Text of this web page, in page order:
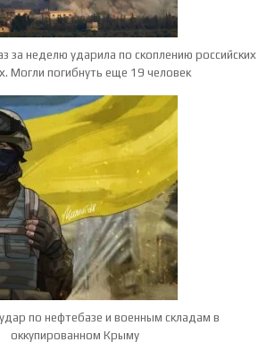
за неделю ударила по скоплению российских
Могли погибнуть еще 19 человек
по нефтебазе и военным складам в
оккупированном Крыму